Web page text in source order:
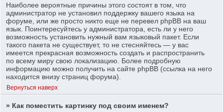
Наиболее вероятные причины этого состоят в том, что
администратор не установил поддержку вашего языка на
форуме, или же просто никто еще не перевел phpBB на ваш
язык. Поинтересуйтесь у администратора, есть ли у него
возможность установить нужный вам языковый пакет. Если
такого пакета не существует, то не стесняйтесь — у вас
имеется прекрасная возможность создать и распространить
по всему миру свою локализацию. Более подробную
информацию можно получить на сайте phpBB (ссылка на него
находится внизу страниц форума).
Вернуться наверх
» Как поместить картинку под своим именем?